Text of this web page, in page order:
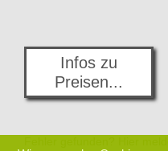
Infos zu
Preisen...